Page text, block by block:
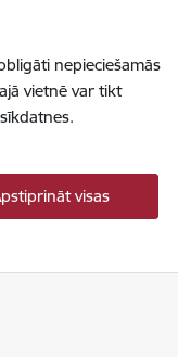
nepieciešamās
vietnē var tikt
visas